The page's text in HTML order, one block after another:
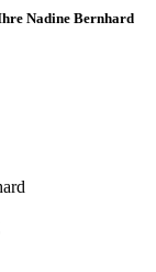
Nadine Bernhard